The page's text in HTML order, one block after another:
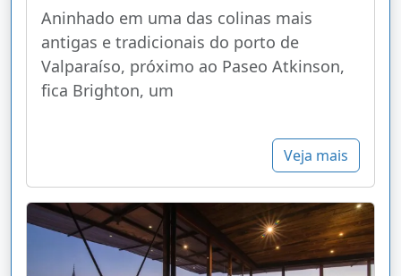
Aninhado em uma das colinas mais
antigas e tradicionais do porto de
Valparaíso, próximo ao Paseo Atkinson,
fica Brighton, um
Veja mais